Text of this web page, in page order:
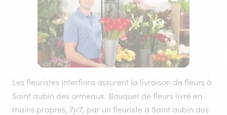
Les fleuristes Interflora assurent la livraison de fleurs à
Saint aubin des ormeaux. Bouquet de fleurs livré en
mains propres, 7j/7, par un fleuriste à Saint aubin des